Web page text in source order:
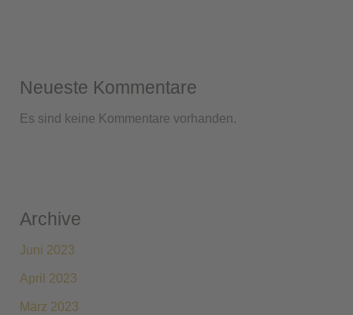
Neueste Kommentare
Es sind keine Kommentare vorhanden.
Archive
Juni 2023
April 2023
März 2023